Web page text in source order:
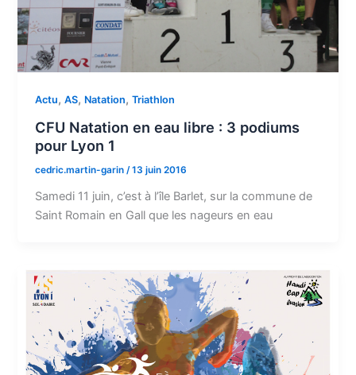
Actu,AS, Natation,Triathlon
CFU Natation en eau libre : 3 podiums
pour Lyon 1
cedric.martin-garin/13 juin 2016
Samedi 11 juin, c’est à l’île Barlet, sur la commune de
Saint Romain en Gall que les nageurs en eau